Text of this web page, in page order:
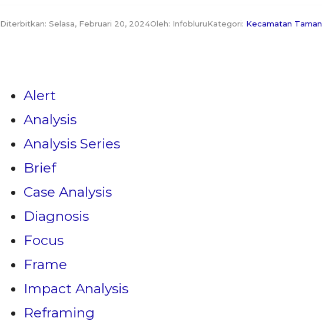
Diterbitkan: Selasa, Februari 20, 2024Oleh: InfobluruKategori: Kecamatan Taman
Alert
Analysis
Analysis Series
Brief
Case Analysis
Diagnosis
Focus
Frame
Impact Analysis
Reframing